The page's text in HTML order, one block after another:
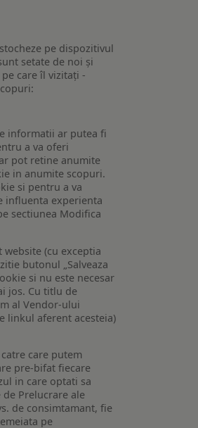
pe dispozitivul
setate de noi și
care îl vizitați -
informatii ar putea fi
a va oferi
pot retine anumite
in anumite scopuri.
si pentru a va
influenta experienta
sectiunea Modifica
(cu exceptia
butonul „Salveaza
si nu este necesar
jos. Cu titlu de
al Vendor-ului
linkul aferent acesteia)
care putem
pre-bifat fiecare
in care optati sa
Prelucrare ale
de consimtamant, fie
pe